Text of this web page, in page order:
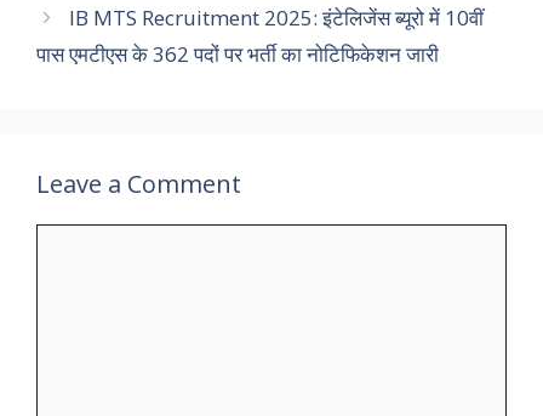
IB MTS Recruitment 2025: इंटेलिजेंस ब्यूरो में 10वीं
पास एमटीएस के 362 पदों पर भर्ती का नोटिफिकेशन जारी
Leave a Comment